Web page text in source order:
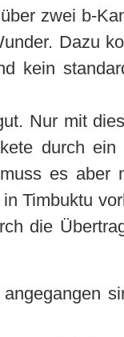
zwei b-
Dazu
kein
Nur mit
durch
es aber
Timbuktu
die